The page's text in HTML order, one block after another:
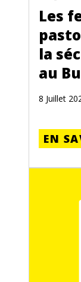
Les
la
au
8 Juillet
EN